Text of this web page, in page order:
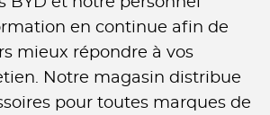
en continue afin de
mieux répondre à vos
Notre magasin distribue
pour toutes marques de